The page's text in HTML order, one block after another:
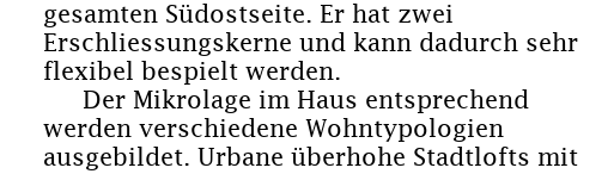
gesamten Südostseite. Er hat zwei
Erschliessungskerne und kann dadurch sehr
flexibel bespielt werden.
Der Mikrolage im Haus entsprechend
werden verschiedene Wohntypologien
ausgebildet. Urbane überhohe Stadtlofts mit